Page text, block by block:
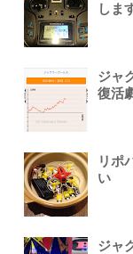
しま
ジャ
復活
リポ
い
ジャ